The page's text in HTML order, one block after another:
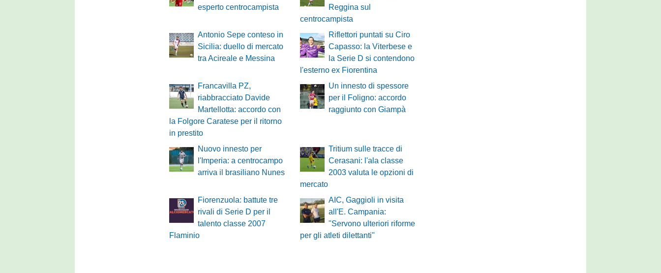
esperto centrocampista
Reggina sul
centrocampista
Antonio Sepe conteso in
Sicilia: duello di mercato
tra Acireale e Messina
Riflettori puntati su Ciro
Capasso: la Viterbese e
la Serie D si contendono
l'esterno ex Fiorentina
Francavilla PZ,
riabbracciato Davide
Martellotta: accordo con
la Folgore Caratese per il ritorno
in prestito
Un innesto di spessore
per il Foligno: accordo
raggiunto con Giampà
Nuovo innesto per
l'Imperia: a centrocampo
arriva il brasiliano Nunes
Tritium sulle tracce di
Cerasani: l'ala classe
2003 valuta le opzioni di
mercato
Fiorenzuola: battute tre
rivali di Serie D per il
talento classe 2007
Flaminio
AIC, Gaggioli in visita
all'E. Campania:
"Servono ulteriori riforme
per gli atleti dilettanti"